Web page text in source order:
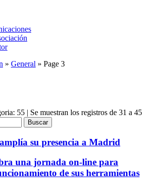
» General » Page 3
55 | Se muestran los registros de 31 a 45
Buscar
su presencia a Madrid
una jornada on-line para
de sus herramientas